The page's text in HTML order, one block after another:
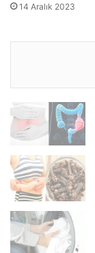
14 Aralık 2023